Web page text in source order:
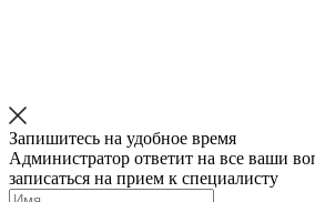
Запишитесь на удобное время
Администратор ответит на все ваши
записаться на прием к специалисту